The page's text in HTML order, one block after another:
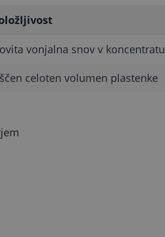
vonjalna snov v koncentratu
celoten volumen plastenke